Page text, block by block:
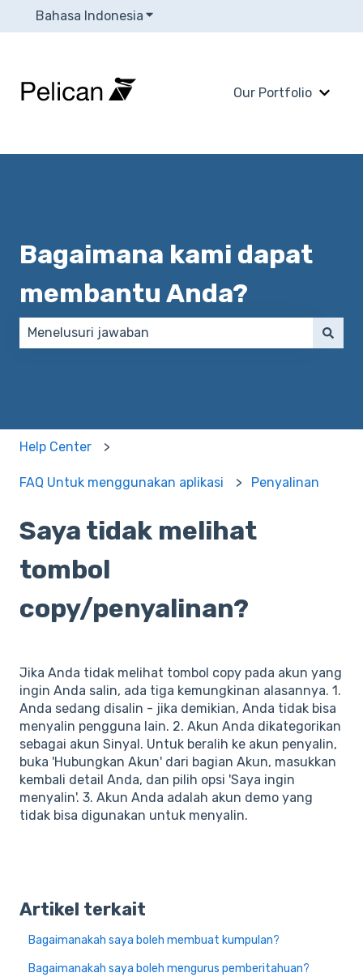
Bahasa Indonesia Tampilkan submenu untuk
Our Portfolio
Bagaimana kami dapat
membantu Anda?
Help Center
FAQ Untuk menggunakan aplikasi Penyalinan
Saya tidak melihat
tombol
copy/penyalinan?
Jika Anda tidak melihat tombol copy pada akun yang
ingin Anda salin, ada tiga kemungkinan alasannya. 1.
Anda sedang disalin - jika demikian, Anda tidak bisa
menyalin pengguna lain. 2. Akun Anda dikategorikan
sebagai akun Sinyal. Untuk beralih ke akun penyalin,
buka 'Hubungkan Akun' dari bagian Akun, masukkan
kembali detail Anda, dan pilih opsi 'Saya ingin
menyalin'. 3. Akun Anda adalah akun demo yang
tidak bisa digunakan untuk menyalin.
Artikel terkait
Bagaimanakah saya boleh membuat kumpulan?
Bagaimanakah saya boleh mengurus pemberitahuan?